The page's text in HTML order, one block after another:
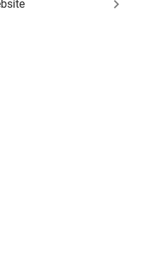
keyboard_arrow_right